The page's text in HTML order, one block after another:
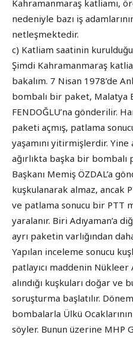
Kahramanmaraş katliamı,
nedeniyle bazı iş
netleşmektedir.
c) Katliam saatinin
Şimdi Kahramanmaraş
bakalım. 7 Nisan 1978’de
bombalı bir paket, Malatya
FENDOĞLU’na gönderilir.
paketi açmış, patlama
yaşamını yitirmişlerdir.
ağırlıkta başka bir bombalı
Başkanı Memiş ÖZDAL’a
kuşkulanarak almaz, ancak
ve patlama sonucu bir PTT
yaralanır. Biri Adıyaman’a
ayrı paketin varlığından
Yapılan inceleme sonucu
patlayıcı maddenin
alındığı kuşkuları doğar ve
soruşturma başlatılır.
bombalarla Ülkü Ocaklarının
söyler. Bunun üzerine MHP